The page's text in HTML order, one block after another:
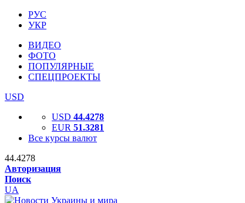
РУС
УКР
ВИДЕО
ФОТО
ПОПУЛЯРНЫЕ
СПЕЦПРОЕКТЫ
USD
USD 44.4278
EUR 51.3281
Все курсы валют
44.4278
Авторизация
Поиск
UA